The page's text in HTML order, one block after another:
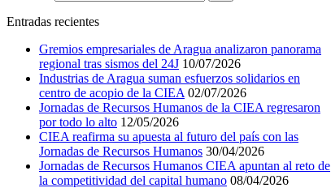
Entradas recientes
Gremios empresariales de Aragua analizaron panorama
regional tras sismos del 24J 10/07/2026
Industrias de Aragua suman esfuerzos solidarios en
centro de acopio de la CIEA 02/07/2026
Jornadas de Recursos Humanos de la CIEA regresaron
por todo lo alto 12/05/2026
CIEA reafirma su apuesta al futuro del país con las
Jornadas de Recursos Humanos 30/04/2026
Jornadas de Recursos Humanos CIEA apuntan al reto de
la competitividad del capital humano 08/04/2026